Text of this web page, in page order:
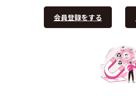
会員登録をする